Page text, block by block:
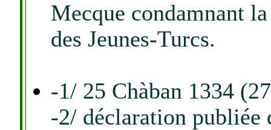
Mecque condamnant
des Jeunes-Turcs.
-1/ 25 Chàban 1334
-2/ déclaration